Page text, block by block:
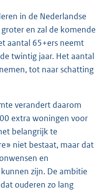
in de Nederlandse
en zal de komende
aantal 65+ers neemt
twintig jaar. Het aantal
tot naar schatting
verandert daarom
extra woningen voor
belangrijk te
niet bestaat, maar dat
en
zijn. De ambitie
ouderen zo lang